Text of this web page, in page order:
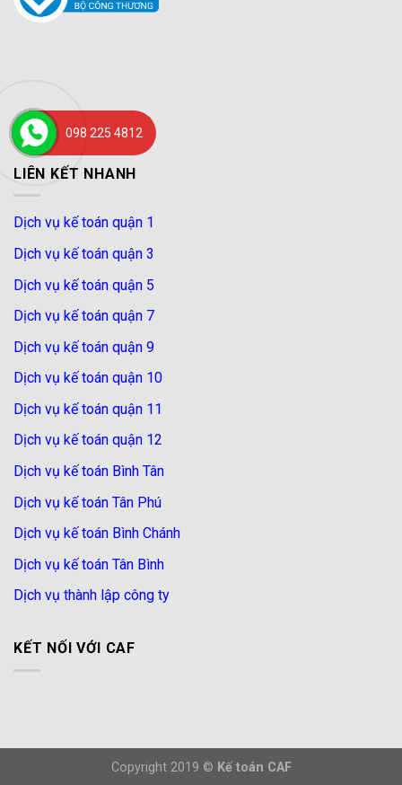
LIÊN KẾT NHANH
Dịch vụ kế toán quận 1
Dịch vụ kế toán quận 3
Dịch vụ kế toán quận 5
Dịch vụ kế toán quận 7
Dịch vụ kế toán quận 9
Dịch vụ kế toán quận 10
Dịch vụ kế toán quận 11
Dịch vụ kế toán quận 12
Dịch vụ kế toán Bình Tân
Dịch vụ kế toán Tân Phú
Dịch vụ kế toán Bình Chánh
Dịch vụ kế toán Tân Bình
Dịch vụ thành lập công ty
KẾT NỐI VỚI CAF
Copyright 2019 © Kế toán CAF
098 225 4812